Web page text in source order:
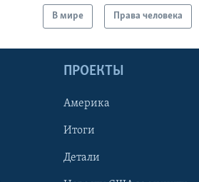
В мире Права человека
ПРОЕКТЫ
Америка
Итоги
Детали